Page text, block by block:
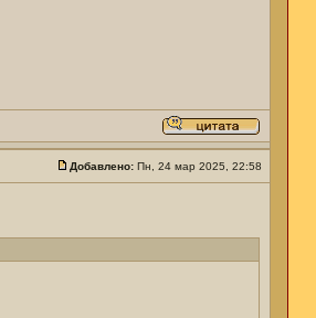
Добавлено: Пн, 24 мар 2025, 22:58